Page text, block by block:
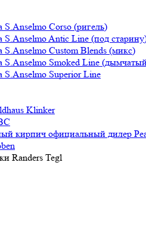
Corso (ригель)
S.Anselmo Antic Line (под
Custom Blends (микс)
S.Anselmo Smoked Line
Superior Line
Klinker
кирпич официальный дилер
Randers Tegl